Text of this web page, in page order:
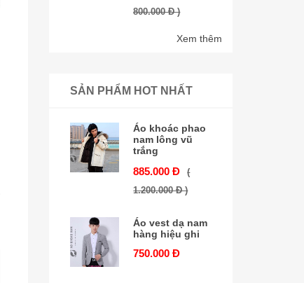
800.000 Đ )
Xem thêm
SẢN PHẨM HOT NHẤT
Áo khoác phao
nam lông vũ
trắng
885.000 Đ
(
1.200.000 Đ )
Áo vest dạ nam
hàng hiệu ghi
750.000 Đ